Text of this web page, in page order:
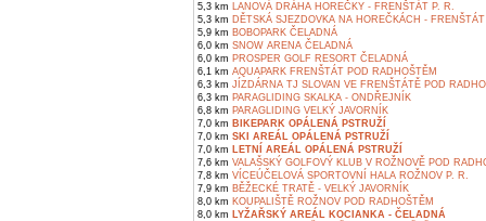
5,3 km LANOVÁ DRÁHA HOREČKY - FRENŠTÁT P. R.
5,3 km DĚTSKÁ SJEZDOVKA NA HOREČKÁCH -
5,9 km BOBOPARK ČELADNÁ
6,0 km SNOW ARENA ČELADNÁ
6,0 km PROSPER GOLF RESORT ČELADNÁ
6,1 km AQUAPARK FRENŠTÁT POD RADHOŠTĚM
6,3 km JÍZDÁRNA TJ SLOVAN VE FRENŠTÁTĚ POD
6,3 km PARAGLIDING SKALKA - ONDŘEJNÍK
6,8 km PARAGLIDING VELKÝ JAVORNÍK
7,0 km BIKEPARK OPÁLENÁ PSTRUŽÍ
7,0 km SKI AREÁL OPÁLENÁ PSTRUŽÍ
7,0 km LETNÍ AREÁL OPÁLENÁ PSTRUŽÍ
7,6 km VALAŠSKÝ GOLFOVÝ KLUB V ROŽNOVĚ POD
7,8 km VÍCEÚČELOVÁ SPORTOVNÍ HALA ROŽNOV P. R.
7,9 km BĚŽECKÉ TRATĚ - VELKÝ JAVORNÍK
8,0 km KOUPALIŠTĚ ROŽNOV POD RADHOŠTĚM
8,0 km LYŽAŘSKÝ AREÁL KOCIANKA - ČELADNÁ